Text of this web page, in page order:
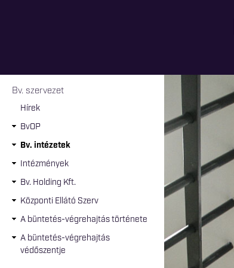
Jelenlegi hely
Bv. szervezet
Hírek
BvOP
Bv. intézetek
Intézmények
Bv. Holding Kft.
Központi Ellátó Szerv
A büntetés-végrehajtás története
A büntetés-végrehajtás
védőszentje